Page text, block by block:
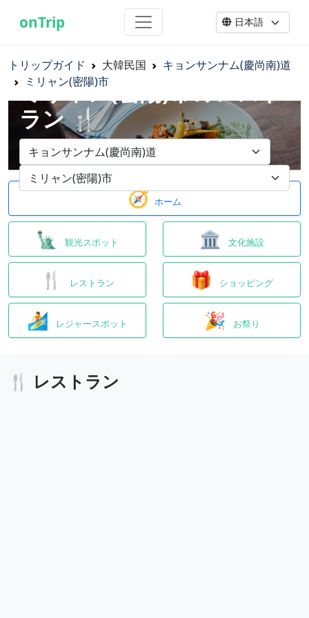
onTrip
トリップガイド 大韓民国
キョンサンナム(慶尚南)道
ミリャン(密陽)市
ミリャン(密陽)市のレスト
ラン 🍴
🧭 ホーム
🗽 観光スポット 🏛 文化施設
🍴 レストラン 🎁 ショッピング
🏄 レジャースポット 🎉 お祭り
🍴 レストラン